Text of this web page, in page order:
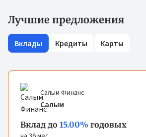
Лучшие предложения
Вклады Кредиты Карты
Салым Финанс
Салым
Вклад до 15.00% годовых